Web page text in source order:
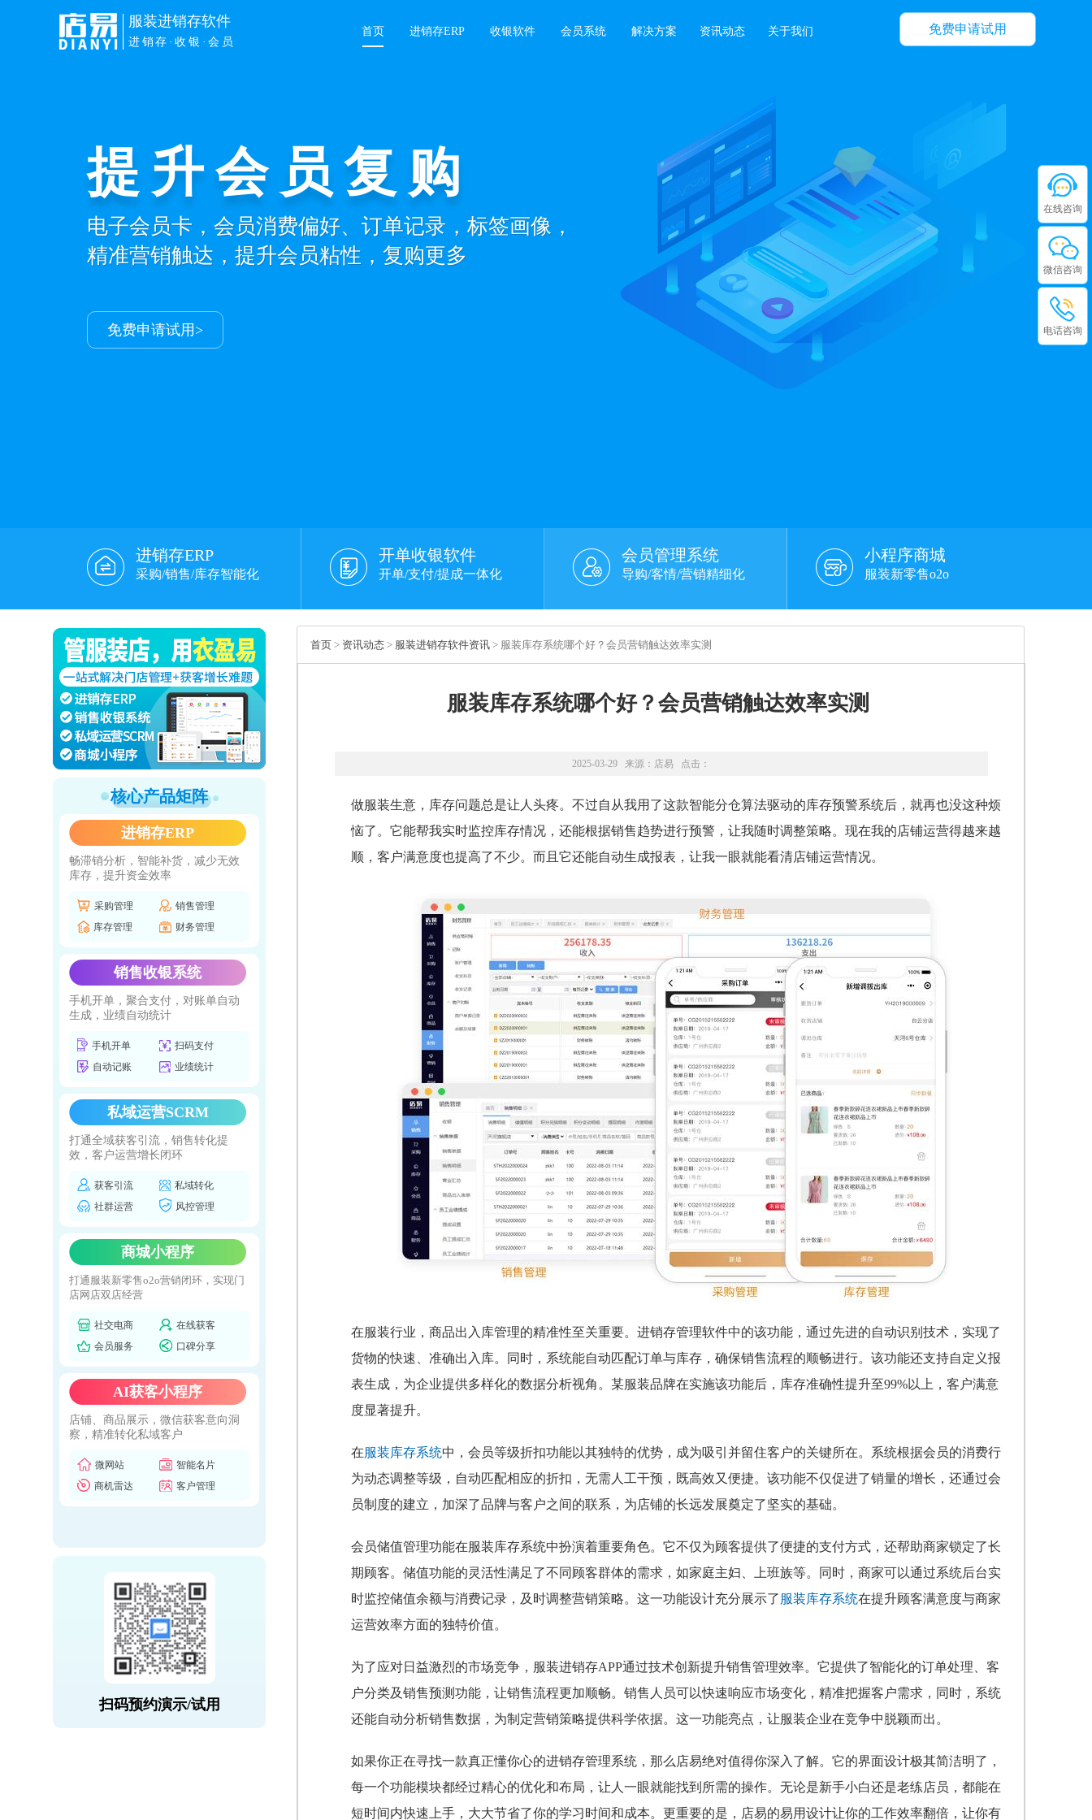
免费申请试用
服装进销存软件
进销存·收银·会员
首页 进销存ERP 收银软件 会员系统 解决方案 资讯动态 关于我们
提升会员复购
电子会员卡，会员消费偏好、订单记录，标签画像，
精准营销触达，提升会员粘性，复购更多
免费申请试用>
进销存ERP
采购/销售/库存智能化
开单收银软件
开单/支付/提成一体化
会员管理系统
导购/客情/营销精细化
小程序商城
服装新零售o2o
核心产品矩阵
进销存ERP
畅滞销分析，智能补货，减少无效
库存，提升资金效率
采购管理
销售管理
库存管理
财务管理
销售收银系统
手机开单，聚合支付，对账单自动
生成，业绩自动统计
手机开单
扫码支付
自动记账
业绩统计
私域运营SCRM
打通全域获客引流，销售转化提
效，客户运营增长闭环
获客引流
私域转化
社群运营
风控管理
商城小程序
打通服装新零售o2o营销闭环，实现门
店网店双店经营
社交电商
在线获客
会员服务
口碑分享
AI获客小程序
店铺、商品展示，微信获客意向洞
察，精准转化私域客户
微网站
智能名片
商机雷达
客户管理
扫码预约演示/试用
首页 > 资讯动态 > 服装进销存软件资讯 > 服装库存系统哪个好？会员营销触达效率实测
服装库存系统哪个好？会员营销触达效率实测
2025-03-29 来源： 店易 点击：
做服装生意，库存问题总是让人头疼。不过自从我用了这款智能分仓算法驱动的库存预警系统后，就再也没这种烦
恼了。它能帮我实时监控库存情况，还能根据销售趋势进行预警，让我随时调整策略。现在我的店铺运营得越来越
顺，客户满意度也提高了不少。而且它还能自动生成报表，让我一眼就能看清店铺运营情况。
在服装行业，商品出入库管理的精准性至关重要。进销存管理软件中的该功能，通过先进的自动识别技术，实现了
货物的快速、准确出入库。同时，系统能自动匹配订单与库存，确保销售流程的顺畅进行。该功能还支持自定义报
表生成，为企业提供多样化的数据分析视角。某服装品牌在实施该功能后，库存准确性提升至99%以上，客户满意
度显著提升。
在服装库存系统中，会员等级折扣功能以其独特的优势，成为吸引并留住客户的关键所在。系统根据会员的消费行
为动态调整等级，自动匹配相应的折扣，无需人工干预，既高效又便捷。该功能不仅促进了销量的增长，还通过会
员制度的建立，加深了品牌与客户之间的联系，为店铺的长远发展奠定了坚实的基础。
会员储值管理功能在服装库存系统中扮演着重要角色。它不仅为顾客提供了便捷的支付方式，还帮助商家锁定了长
期顾客。储值功能的灵活性满足了不同顾客群体的需求，如家庭主妇、上班族等。同时，商家可以通过系统后台实
时监控储值余额与消费记录，及时调整营销策略。这一功能设计充分展示了 服装库存系统在提升顾客满意度与商家
运营效率方面的独特价值。
为了应对日益激烈的市场竞争，服装进销存APP通过技术创新提升销售管理效率。它提供了智能化的订单处理、客
户分类及销售预测功能，让销售流程更加顺畅。销售人员可以快速响应市场变化，精准把握客户需求，同时，系统
还能自动分析销售数据，为制定营销策略提供科学依据。这一功能亮点，让服装企业在竞争中脱颖而出。
如果你正在寻找一款真正懂你心的进销存管理系统，那么店易绝对值得你深入了解。它的界面设计极其简洁明了，
每一个功能模块都经过精心的优化和布局，让人一眼就能找到所需的操作。无论是新手小白还是老练店员，都能在
短时间内快速上手，大大节省了你的学习时间和成本。更重要的是，店易的易用设计让你的工作效率翻倍，让你有
在线咨询
微信咨询
电话咨询